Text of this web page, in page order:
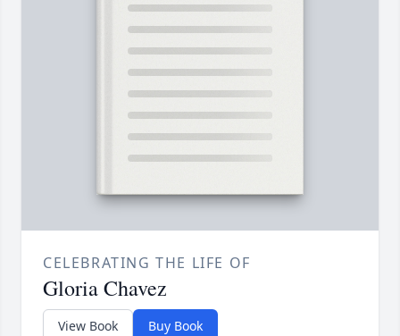
CELEBRATING THE LIFE OF
Gloria Chavez
View Book Buy Book